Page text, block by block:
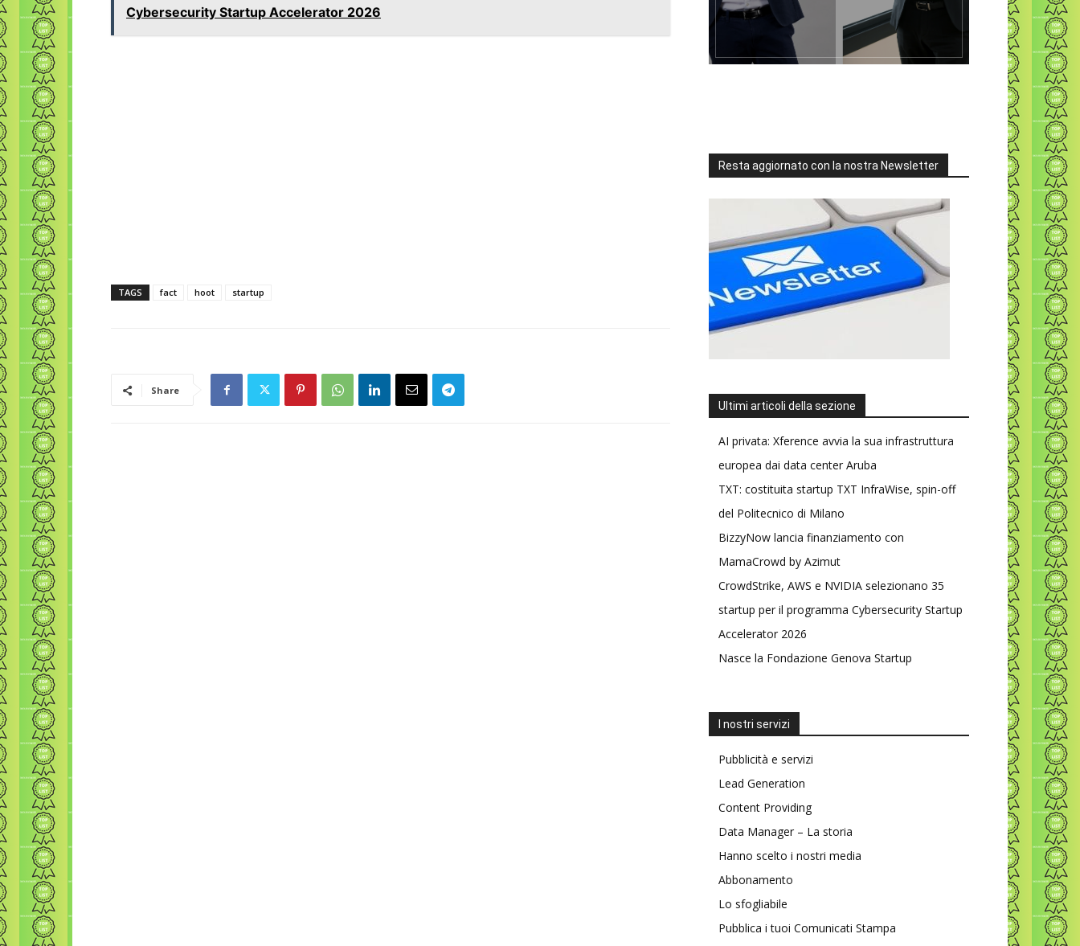
Cybersecurity Startup Accelerator 2026
TAGS fact hoot startup
Share
Resta aggiornato con la nostra Newsletter
Ultimi articoli della sezione
AI privata: Xference avvia la sua infrastruttura
europea dai data center Aruba
TXT: costituita startup TXT InfraWise, spin-off
del Politecnico di Milano
BizzyNow lancia finanziamento con
MamaCrowd by Azimut
CrowdStrike, AWS e NVIDIA selezionano 35
startup per il programma Cybersecurity Startup
Accelerator 2026
Nasce la Fondazione Genova Startup
I nostri servizi
Pubblicità e servizi
Lead Generation
Content Providing
Data Manager – La storia
Hanno scelto i nostri media
Abbonamento
Lo sfogliabile
Pubblica i tuoi Comunicati Stampa